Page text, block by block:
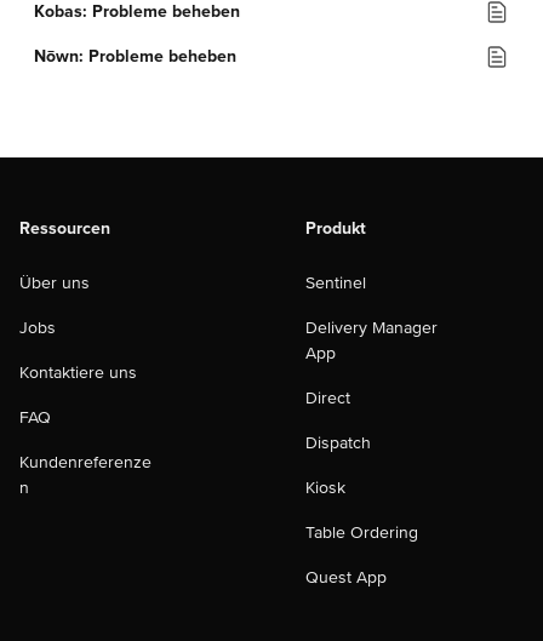
Kobas: Probleme beheben
Nōwn: Probleme beheben
Ressourcen
Über uns
Jobs
Kontaktiere uns
FAQ
Kundenreferenze
n
Produkt
Sentinel
Delivery Manager
App
Direct
Dispatch
Kiosk
Table Ordering
Quest App